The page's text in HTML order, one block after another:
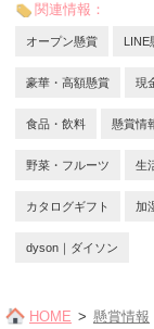
関連情報：
オープン懸賞 LINE
豪華・高額懸賞 現
食品・飲料 懸賞情
野菜・フルーツ 生
カタログギフト 加
dyson｜ダイソン
HOME 懸賞情報